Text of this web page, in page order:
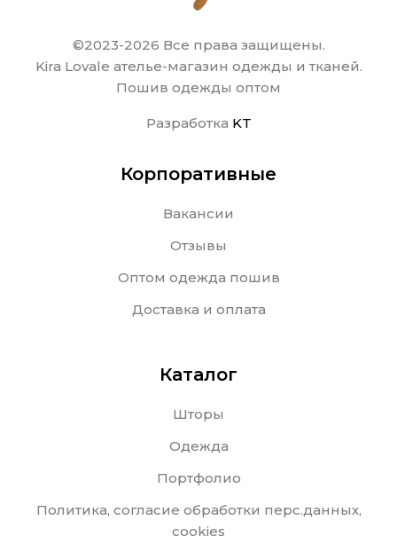
©2023-2026 Все права защищены.
Kira Lovale ателье-магазин одежды и тканей.
Пошив одежды оптом
Разработка KT
Корпоративные
Вакансии
Отзывы
Оптом одежда пошив
Доставка и оплата
Каталог
Шторы
Одежда
Портфолио
Политика, согласие обработки перс.данных,
cookies